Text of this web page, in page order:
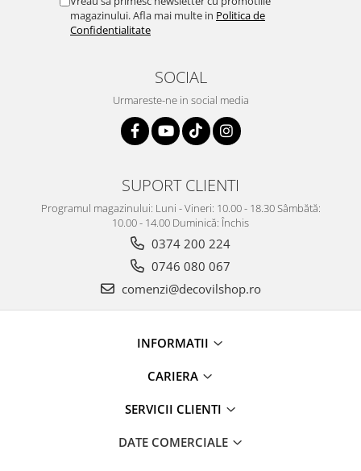
magazinului. Afla mai multe in Politica de
Confidentialitate
SOCIAL
Urmareste-ne in social media
SUPORT CLIENTI
Programul magazinului: Luni - Vineri: 10.00 - 18.30 Sâmbătă:
10.00 - 14.00 Duminică: Închis
0374 200 224
0746 080 067
comenzi@decovilshop.ro
INFORMATII
CARIERA
SERVICII CLIENTI
DATE COMERCIALE